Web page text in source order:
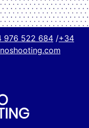
976 522 684 /+34